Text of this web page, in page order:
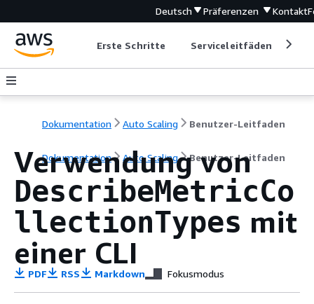
Deutsch Präferenzen Kontakt
Erste Schritte Serviceleitfäden
Dokumentation Auto Scaling Benutzer-Leitfaden
Dokumentation Auto Scaling Benutzer-Leitfaden
Verwendung von
DescribeMetricCo
llectionTypes mit
einer CLI
PDF RSS Markdown Fokusmodus